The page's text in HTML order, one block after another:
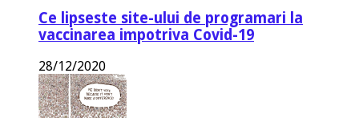
Ce lipseste site-ului de programari la
vaccinarea impotriva Covid-19
28/12/2020